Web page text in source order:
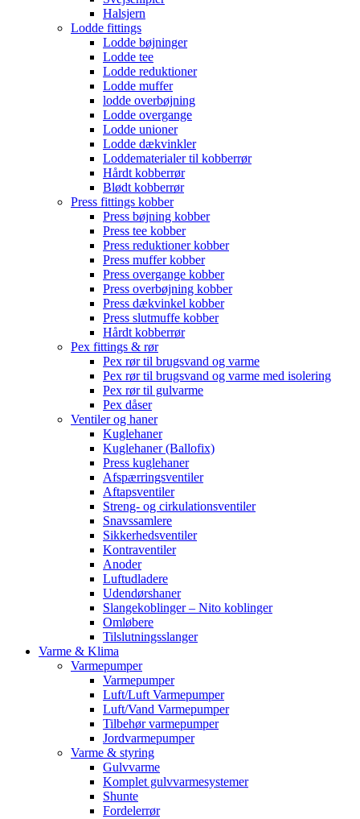
Halsjern
Lodde fittings
Lodde bøjninger
Lodde tee
Lodde reduktioner
Lodde muffer
lodde overbøjning
Lodde overgange
Lodde unioner
Lodde dækvinkler
Loddematerialer til kobberrør
Hårdt kobberrør
Blødt kobberrør
Press fittings kobber
Press bøjning kobber
Press tee kobber
Press reduktioner kobber
Press muffer kobber
Press overgange kobber
Press overbøjning kobber
Press dækvinkel kobber
Press slutmuffe kobber
Hårdt kobberrør
Pex fittings & rør
Pex rør til brugsvand og varme
Pex rør til brugsvand og varme med isolering
Pex rør til gulvarme
Pex dåser
Ventiler og haner
Kuglehaner
Kuglehaner (Ballofix)
Press kuglehaner
Afspærringsventiler
Aftapsventiler
Streng- og cirkulationsventiler
Snavssamlere
Sikkerhedsventiler
Kontraventiler
Anoder
Luftudladere
Udendørshaner
Slangekoblinger – Nito koblinger
Omløbere
Tilslutningsslanger
Varme & Klima
Varmepumper
Varmepumper
Luft/Luft Varmepumper
Luft/Vand Varmepumper
Tilbehør varmepumper
Jordvarmepumper
Varme & styring
Gulvvarme
Komplet gulvvarmesystemer
Shunte
Fordelerrør